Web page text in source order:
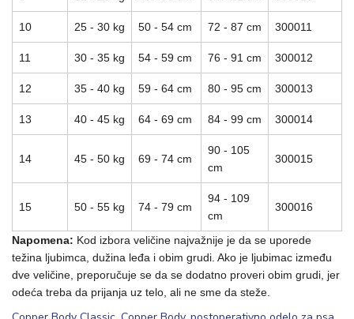
10 25 - 30 kg 50 - 54 cm 72 - 87 cm 300011
11 30 - 35 kg 54 - 59 cm 76 - 91 cm 300012
12 35 - 40 kg 59 - 64 cm 80 - 95 cm 300013
13 40 - 45 kg 64 - 69 cm 84 - 99 cm 300014
14 45 - 50 kg 69 - 74 cm
90 - 105
cm
300015
15 50 - 55 kg 74 - 79 cm
94 - 109
cm
300016
Napomena: Kod izbora veličine najvažnije je da se uporede
težina ljubimca, dužina leđa i obim grudi. Ako je ljubimac između
dve veličine, preporučuje se da se dodatno proveri obim grudi, jer
odeća treba da prijanja uz telo, ali ne sme da steže.